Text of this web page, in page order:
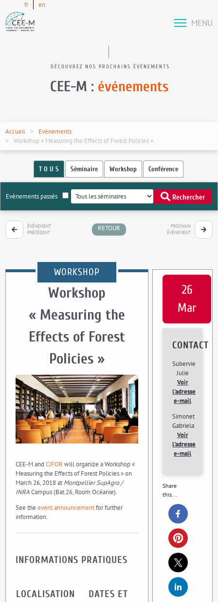
fr en
MENU
DÉCOUVREZ NOS PROCHAINS ÉVÉNEMENTS
CEE-M : événements
Accueil
Evènements
Workshop « Measuring the Effects of Forest Policies »
T O U S Séminaire Workshop Conférence
Evènements passés Rechercher
ÉVÉNEMENT
PRÉCÉDENT
RETOUR
PROCHAIN
ÉVÉNEMENT
WORKSHOP
Workshop
« Measuring the
Effects of Forest
Policies »
CEE-M andCIFOR will organize a Workshop «
Measuring the Effects of Forest Policies » on
March 26, 2018 atMontpellier SupAgro /
INRACampus (Bat.26, Room Océanie).
See theevent announcementfor further
information.
INFORMATIONS PRATIQUES
LOCALISATION
DATES ET
26
Mar
CONTACT
Subervie
Julie
Voir
l'adresse
e-mail
Simonet
Gabriela
Voir
l'adresse
e-mail
Share
this...